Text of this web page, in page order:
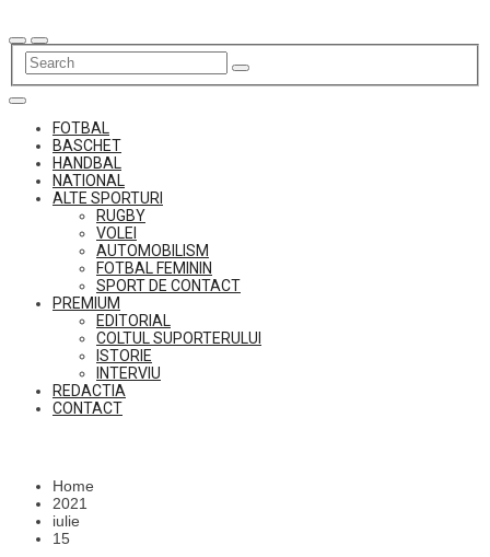
to
content
FOTBAL
BASCHET
HANDBAL
NATIONAL
ALTE SPORTURI
RUGBY
VOLEI
AUTOMOBILISM
FOTBAL FEMININ
SPORT DE CONTACT
PREMIUM
EDITORIAL
COLTUL SUPORTERULUI
ISTORIE
INTERVIU
REDACTIA
CONTACT
Home
2021
iulie
15